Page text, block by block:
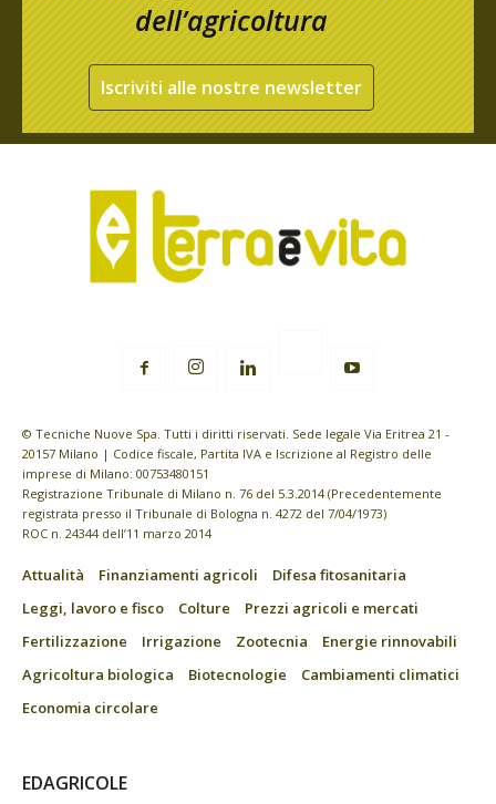
dell’agricoltura
Iscriviti alle nostre newsletter
© Tecniche Nuove Spa. Tutti i diritti riservati. Sede legale Via Eritrea 21 -
20157 Milano | Codice fiscale, Partita IVA e Iscrizione al Registro delle
imprese di Milano: 00753480151
Registrazione Tribunale di Milano n. 76 del 5.3.2014 (Precedentemente
registrata presso il Tribunale di Bologna n. 4272 del 7/04/1973)
ROC n. 24344 dell’11 marzo 2014
Attualità Finanziamenti agricoli
Difesa fitosanitaria
Leggi, lavoro e fisco
Colture
Prezzi agricoli e mercati
Fertilizzazione
Irrigazione Zootecnia
Energie rinnovabili
Agricoltura biologica
Biotecnologie
Cambiamenti climatici
Economia circolare
EDAGRICOLE